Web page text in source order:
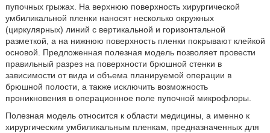
пупочных грыжах. На верхнюю поверхность хирургической
умбиликальной пленки наносят несколько окружных
(циркулярных) линий с вертикальной и горизонтальной
разметкой, а на нижнюю поверхность пленки покрывают клейкой
основой. Предложенная полезная модель позволяет провести
правильный разрез на поверхности брюшной стенки в
зависимости от вида и объема планируемой операции в
брюшной полости, а также исключить возможность
проникновения в операционное поле пупочной микрофлоры.
Полезная модель относится к области медицины, а именно к
хирургическим умбиликальным пленкам, предназначенных для